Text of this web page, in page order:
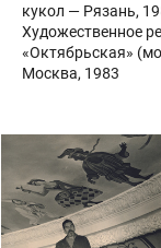
кукол — Рязань,
Художественное
«Октябрьская»
Москва, 1983